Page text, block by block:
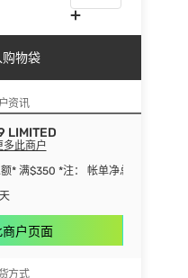
物袋
资讯
LIMITED
多此商户
* 满$350 *注： 帐单净总额指扣除
户页面
方式